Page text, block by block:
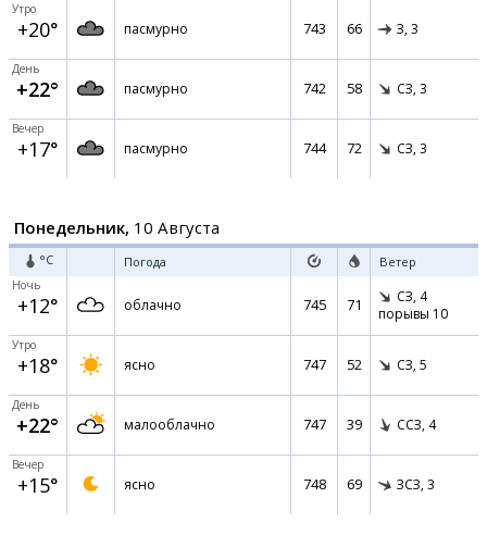
Утро
+20° пасмурно 743 66 З, 3
День
+22° пасмурно 742 58 СЗ, 3
Вечер
+17° пасмурно 744 72 СЗ, 3
Понедельник, 10 Августа
°C Погода Ветер
Ночь
+12° облачно 745 71 СЗ, 4
порывы 10
Утро
+18° ясно 747 52 СЗ, 5
День
+22° малооблачно 747 39 ССЗ, 4
Вечер
+15° ясно 748 69 ЗСЗ, 3